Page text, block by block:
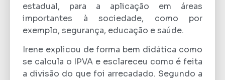
estadual, para a aplicação em áreas
importantes à sociedade, como por
exemplo, segurança, educação e saúde.
Irene explicou de forma bem didática como
se calcula o IPVA e esclareceu como é feita
a divisão do que foi arrecadado. Segundo a